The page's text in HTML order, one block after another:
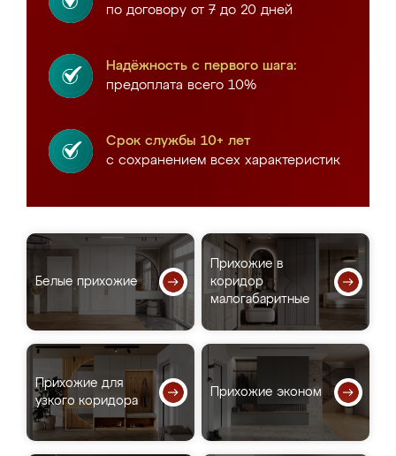
по договору от 7 до 20 дней
Надёжность с первого шага:
предоплата всего 10%
Срок службы 10+ лет
с сохранением всех характеристик
Белые прихожие
Прихожие в
коридор
малогабаритные
Прихожие для
узкого коридора
Прихожие эконом